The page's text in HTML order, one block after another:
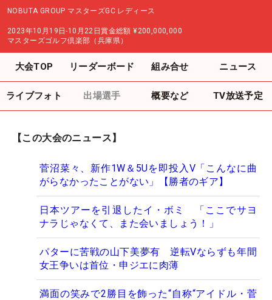
NOBUTA GROUP マスターズGC レディース
2023年10月19日-10月22日賞金総額 ¥200,000,000
マスターズゴルフ倶楽部（兵庫県）
大会TOP リーダーボード 組み合せ ニュース
ライブフォト 出場選手 概要など TV放送予定
【この大会のニュース】
菅沼菜々、新作1W＆5Uを即投入V「こんなに曲
がらなかったことがない」【勝者のギア】
日本ツアーを引退したイ・ボミ 「ここでサヨ
ナラじゃなくて、また会いましょう！」
パターに苦戦の山下美夢有 逆転Vならずも年間
女王争いは首位・申ジエに肉薄
満面の笑みで2勝目を飾った“自称“アイドル・菅